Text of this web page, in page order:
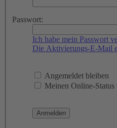
Passwort:
Ich habe mein Passwort
Die Aktivierungs-E-Mail
Angemeldet bleiben
Meinen Online-Status